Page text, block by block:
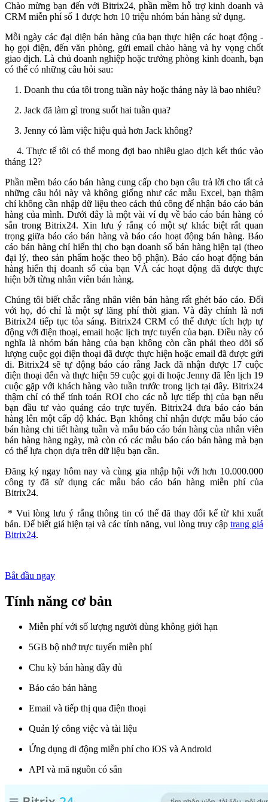
Chào mừng bạn đến với Bitrix24, phần mềm hỗ trợ kinh doanh và
CRM miễn phí số 1 được hơn 10 triệu nhóm bán hàng sử dụng.
Mỗi ngày các đại diện bán hàng của bạn thực hiện các hoạt động -
họ gọi điện, đến văn phòng, gửi email chào hàng và hy vọng chốt
giao dịch. Là chủ doanh nghiệp hoặc trưởng phòng kinh doanh, bạn
có thể có những câu hỏi sau:
1. Doanh thu của tôi trong tuần này hoặc tháng này là bao nhiêu?
2. Jack đã làm gì trong suốt hai tuần qua?
3. Jenny có làm việc hiệu quả hơn Jack không?
4. Thực tế tôi có thể mong đợi bao nhiêu giao dịch kết thúc vào
tháng 12?
Phần mềm báo cáo bán hàng cung cấp cho bạn câu trả lời cho tất cả
những câu hỏi này và không giống như các mẫu Excel, bạn thậm
chí không cần nhập dữ liệu theo cách thủ công để nhận báo cáo bán
hàng của mình. Dưới đây là một vài ví dụ về báo cáo bán hàng có
sẵn trong Bitrix24. Xin lưu ý rằng có một sự khác biệt rất quan
trọng giữa báo cáo bán hàng và báo cáo hoạt động bán hàng. Báo
cáo bán hàng chỉ hiển thị cho bạn doanh số bán hàng hiện tại (theo
đại lý, theo sản phẩm hoặc theo bộ phận). Báo cáo hoạt động bán
hàng hiển thị doanh số của bạn VÀ các hoạt động đã được thực
hiện bởi từng nhân viên bán hàng.
Chúng tôi biết chắc rằng nhân viên bán hàng rất ghét báo cáo. Đối
với họ, đó chỉ là một sự lãng phí thời gian. Và đây chính là nơi
Bitrix24 tiếp tục tỏa sáng. Bitrix24 CRM có thể được tích hợp tự
động với điện thoại, email hoặc lịch trực tuyến của bạn. Điều này có
nghĩa là nhóm bán hàng của bạn không còn cần phải theo dõi số
lượng cuộc gọi điện thoại đã được thực hiện hoặc email đã được gửi
đi. Bitrix24 sẽ tự động báo cáo rằng Jack đã nhận được 17 cuộc
điện thoại đến và thực hiện 59 cuộc gọi đi hoặc Jenny đã lên lịch 19
cuộc gặp với khách hàng vào tuần trước trong lịch tại đây. Bitrix24
thậm chí có thể tính toán ROI cho các nỗ lực tiếp thị của bạn nếu
bạn đầu tư vào quảng cáo trực tuyến. Bitrix24 đưa báo cáo bán
hàng lên một cấp độ khác. Bạn không chỉ nhận được mẫu báo cáo
bán hàng chi tiết hàng tuần và mẫu báo cáo bán hàng của nhân viên
bán hàng hàng ngày, mà còn có các mẫu báo cáo bán hàng mà bạn
có thể lựa chọn dựa trên dữ liệu bạn cần.
Đăng ký ngay hôm nay và cùng gia nhập hội với hơn 10.000.000
công ty đã sử dụng các mẫu báo cáo bán hàng miễn phí của
Bitrix24.
* Vui lòng lưu ý rằng thông tin có thể đã thay đổi kể từ khi xuất
bản. Để biết giá hiện tại và các tính năng, vui lòng truy cập trang giá
Bitrix24.
Bắt đầu ngay
Tính năng cơ bản
Miễn phí với số lượng người dùng không giới hạn
5GB bộ nhớ trực tuyến miễn phí
Chu kỳ bán hàng đầy đủ
Báo cáo bán hàng
Email và tiếp thị qua điện thoại
Quản lý công việc và tài liệu
Ứng dụng di động miễn phí cho iOS và Android
API và mã nguồn có sẵn